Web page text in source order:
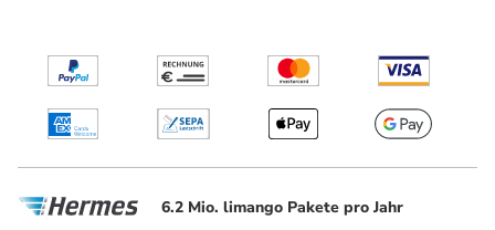
6.2 Mio. limango Pakete pro Jahr